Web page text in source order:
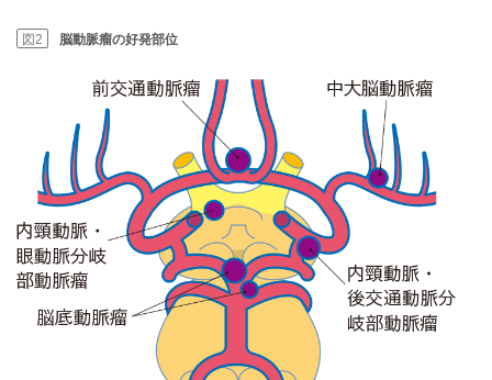
図2 脳動脈瘤の好発部位